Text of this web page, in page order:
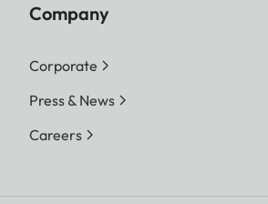
Company
Corporate
Press & News
Careers